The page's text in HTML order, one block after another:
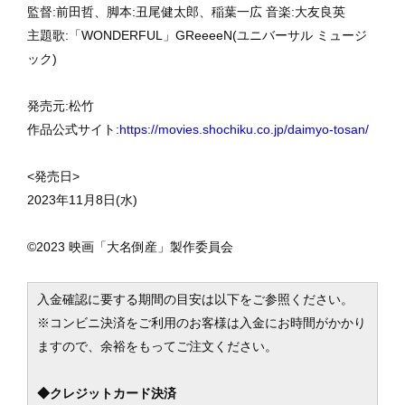
監督:前田哲、脚本:丑尾健太郎、稲葉一広 音楽:大友良英
主題歌:「WONDERFUL」GReeeeN(ユニバーサル ミュージ
ック)
発売元:松竹
作品公式サイト:https://movies.shochiku.co.jp/daimyo-tosan/
<発売日>
2023年11月8日(水)
©2023 映画「大名倒産」製作委員会
入金確認に要する期間の目安は以下をご参照ください。
※コンビニ決済をご利用のお客様は入金にお時間がかかり
ますので、余裕をもってご注文ください。
◆クレジットカード決済